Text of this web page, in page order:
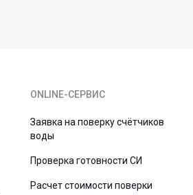
ONLINE-СЕРВИС
Заявка на поверку счётчиков
воды
Проверка готовности СИ
Расчет стоимости поверки